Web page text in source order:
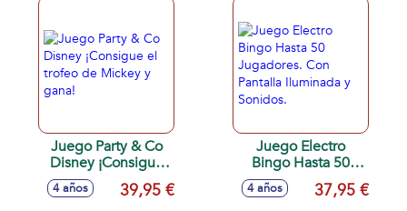
Juego Party & Co
Disney ¡Consigue
el trofeo de Mickey
y gana!
4 años 39,95 €
Juego Electro
Bingo Hasta 50
Jugadores. Con
Pantalla Iluminada
4 años 37,95 €